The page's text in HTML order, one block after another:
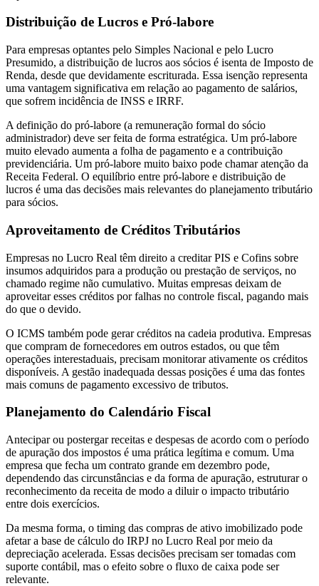
Distribuição de Lucros e Pró-labore
Para empresas optantes pelo Simples Nacional e pelo Lucro
Presumido, a distribuição de lucros aos sócios é isenta de Imposto de
Renda, desde que devidamente escriturada. Essa isenção representa
uma vantagem significativa em relação ao pagamento de salários,
que sofrem incidência de INSS e IRRF.
A definição do pró-labore (a remuneração formal do sócio
administrador) deve ser feita de forma estratégica. Um pró-labore
muito elevado aumenta a folha de pagamento e a contribuição
previdenciária. Um pró-labore muito baixo pode chamar atenção da
Receita Federal. O equilíbrio entre pró-labore e distribuição de
lucros é uma das decisões mais relevantes do planejamento tributário
para sócios.
Aproveitamento de Créditos Tributários
Empresas no Lucro Real têm direito a creditar PIS e Cofins sobre
insumos adquiridos para a produção ou prestação de serviços, no
chamado regime não cumulativo. Muitas empresas deixam de
aproveitar esses créditos por falhas no controle fiscal, pagando mais
do que o devido.
O ICMS também pode gerar créditos na cadeia produtiva. Empresas
que compram de fornecedores em outros estados, ou que têm
operações interestaduais, precisam monitorar ativamente os créditos
disponíveis. A gestão inadequada dessas posições é uma das fontes
mais comuns de pagamento excessivo de tributos.
Planejamento do Calendário Fiscal
Antecipar ou postergar receitas e despesas de acordo com o período
de apuração dos impostos é uma prática legítima e comum. Uma
empresa que fecha um contrato grande em dezembro pode,
dependendo das circunstâncias e da forma de apuração, estruturar o
reconhecimento da receita de modo a diluir o impacto tributário
entre dois exercícios.
Da mesma forma, o timing das compras de ativo imobilizado pode
afetar a base de cálculo do IRPJ no Lucro Real por meio da
depreciação acelerada. Essas decisões precisam ser tomadas com
suporte contábil, mas o efeito sobre o fluxo de caixa pode ser
relevante.